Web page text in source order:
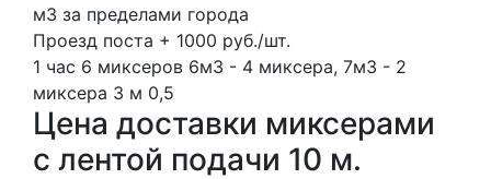
м3 за пределами города
Проезд поста + 1000 руб./шт.
1 час 6 миксеров 6м3 - 4 миксера, 7м3 - 2
миксера 3 м 0,5
Цена доставки миксерами
с лентой подачи 10 м.